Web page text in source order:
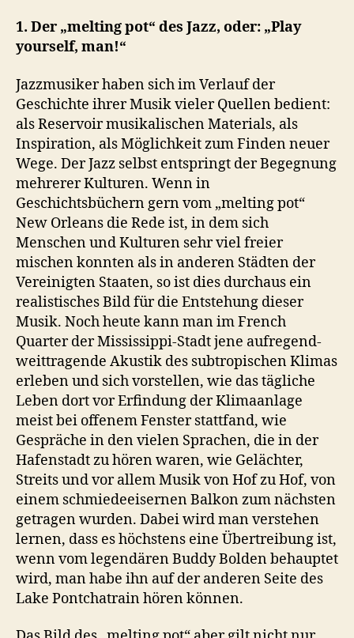
1. Der „melting pot“ des Jazz, oder: „Play
yourself, man!“
Jazzmusiker haben sich im Verlauf der
Geschichte ihrer Musik vieler Quellen bedient:
als Reservoir musikalischen Materials, als
Inspiration, als Möglichkeit zum Finden neuer
Wege. Der Jazz selbst entspringt der Begegnung
mehrerer Kulturen. Wenn in
Geschichtsbüchern gern vom „melting pot“
New Orleans die Rede ist, in dem sich
Menschen und Kulturen sehr viel freier
mischen konnten als in anderen Städten der
Vereinigten Staaten, so ist dies durchaus ein
realistisches Bild für die Entstehung dieser
Musik. Noch heute kann man im French
Quarter der Mississippi-Stadt jene aufregend-
weittragende Akustik des subtropischen Klimas
erleben und sich vorstellen, wie das tägliche
Leben dort vor Erfindung der Klimaanlage
meist bei offenem Fenster stattfand, wie
Gespräche in den vielen Sprachen, die in der
Hafenstadt zu hören waren, wie Gelächter,
Streits und vor allem Musik von Hof zu Hof, von
einem schmiedeeisernen Balkon zum nächsten
getragen wurden. Dabei wird man verstehen
lernen, dass es höchstens eine Übertreibung ist,
wenn vom legendären Buddy Bolden behauptet
wird, man habe ihn auf der anderen Seite des
Lake Pontchatrain hören können.